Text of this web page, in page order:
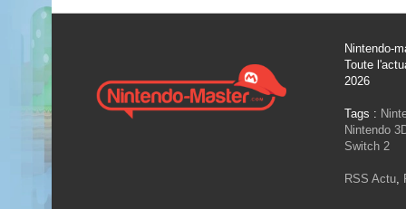
Nintendo-
Toute
2026
Tags :
Nintendo
Switch 2
RSS Actu,